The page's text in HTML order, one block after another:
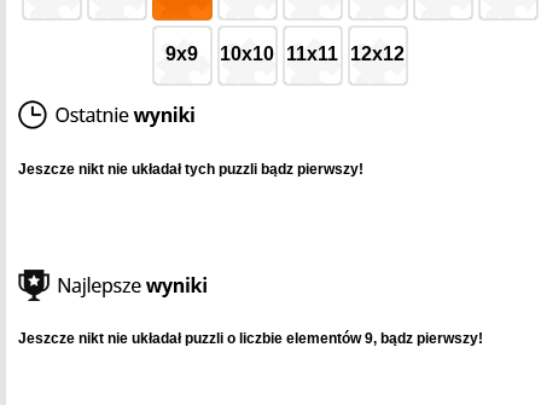
9x9 10x10 11x11 12x12
Jeszcze nikt nie układał tych puzzli bądz pierwszy!
Jeszcze nikt nie układał puzzli o liczbie elementów 9, bądz pierwszy!